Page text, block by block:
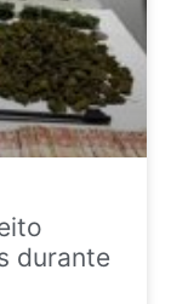
durante